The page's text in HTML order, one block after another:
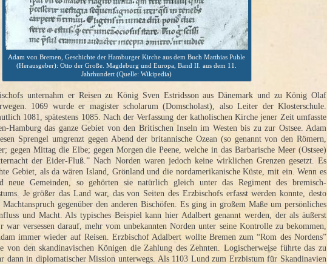
Adam von Bremen, Geschichte der Hamburger Kirche aus dem Buch Matthias Puhle
(Herausgeber): Otto der Große. Magdeburg und Europa, Band II. aus dem 11.
Jahrhundert (Quelle: Wikipedia)
unternahm er Reisen zu König Sven Estridsson aus Dänemark und zu König Olaf
1069 wurde er magister scholarum (Domscholast), also Leiter der Klosterschule.
1081, spätestens 1085. Nach der Verfassung der katholischen Kirche jener Zeit umfasste
Hamburg das ganze Gebiet von den Britischen Inseln im Westen bis zu zur Ostsee. Adam
Sprengel umgrenzt gegen Abend der britannische Ozean (so genannt von den Römern,
gegen Mittag die Elbe; gegen Morgen die Peene, welche in das Barbarische Meer (Ostsee)
der Eider-Fluß.” Nach Norden waren jedoch keine wirklichen Grenzen gesetzt. Es
Gebiet, als da wären Island, Grönland und die nordamerikanische Küste, mit ein. Wenn es
neue Gemeinden, so gehörten sie natürlich gleich unter das Regiment des bremisch-
Je größer das Land war, das von Seiten des Erzbischofs erfasst werden konnte, desto
gegenüber den anderen Bischöfen. Es ging in großem Maße um persönliches
und Macht. Als typisches Beispiel kann hier Adalbert genannt werden, der als äußerst
war versessen darauf, mehr vom unbekannten Norden unter seine Kontrolle zu bekommen,
immer wieder auf Reisen. Erzbischof Adalbert wollte Bremen zum “Rom des Nordens”
von den skandinavischen Königen die Zahlung des Zehnten. Logischerweise führte das zu
dann in diplomatischer Mission unterwegs. Als 1103 Lund zum Erzbistum für Skandinavien